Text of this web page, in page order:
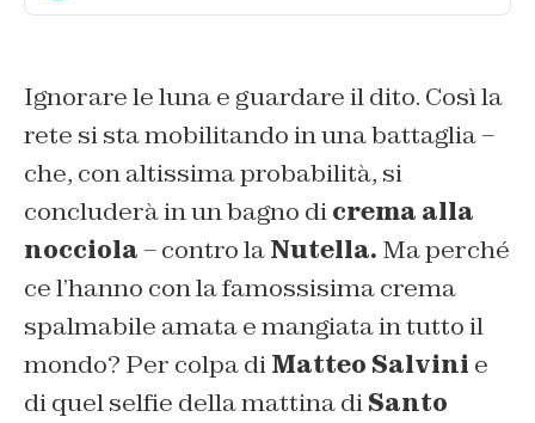
Ignorare le luna e guardare il dito. Così la
rete si sta mobilitando in una battaglia –
che, con altissima probabilità, si
concluderà in un bagno dicrema alla
nocciola– contro laNutella. Ma perché
ce l’hanno con la famossisima crema
spalmabile amata e mangiata in tutto il
mondo? Per colpa diMatteo Salvini e
di quel selfie della mattina diSanto